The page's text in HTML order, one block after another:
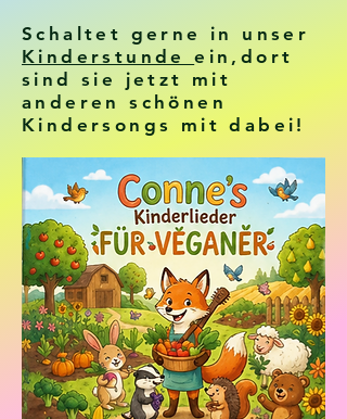
Schaltet gerne in unser
Kinderstundeein,dort
sind sie jetzt mit
anderen schönen
Kindersongs mit dabei!